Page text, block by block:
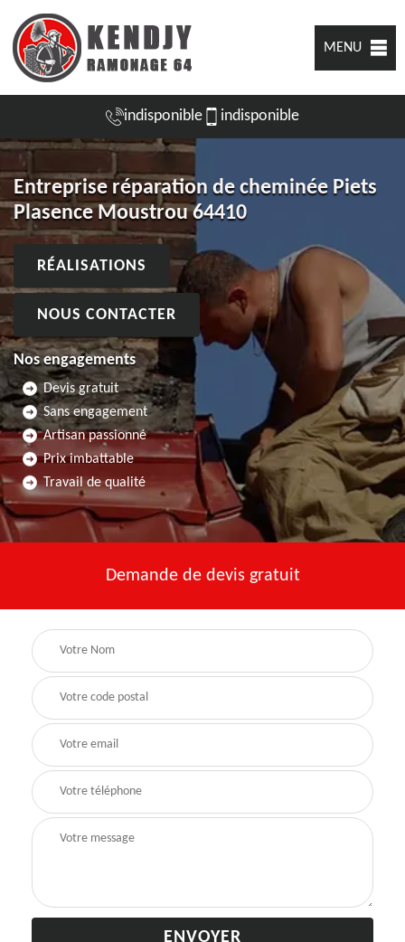
MENU
indisponible indisponible
Entreprise réparation de cheminée Piets
Plasence Moustrou 64410
RÉALISATIONS
NOUS CONTACTER
Nos engagements
Devis gratuit
Sans engagement
Artisan passionné
Prix imbattable
Travail de qualité
Demande de devis gratuit